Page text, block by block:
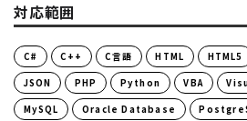
対応範囲
C# C++ C言語 HTML HTML5
JSON PHP Python VBA
MySQL Oracle Database